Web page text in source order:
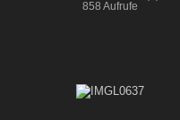
858 Aufrufe